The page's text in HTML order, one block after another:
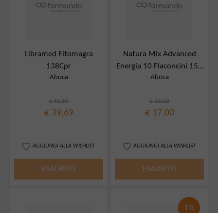
Libramed Fitomagra
138Cpr
Aboca
€ 41,50
€ 39,69
AGGIUNGI ALLA WISHLIST
ESAURITO
Natura Mix Advanced
Energia 10 Flaconcini 150
g
Aboca
€ 23,02
€ 17,00
AGGIUNGI ALLA WISHLIST
ESAURITO
1%